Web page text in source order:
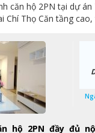
căn hộ 2PN tại dự án
Chí Thọ Căn tầng
hộ 2PN đầy đủ